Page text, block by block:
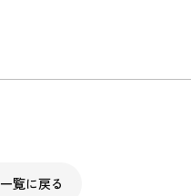
一覧に戻る